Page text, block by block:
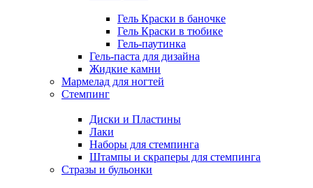
Гель Краски в баночке
Гель Краски в тюбике
Гель-паутинка
Гель-паста для дизайна
Жидкие камни
Мармелад для ногтей
Стемпинг
Диски и Пластины
Лаки
Наборы для стемпинга
Штампы и скраперы для стемпинга
Стразы и бульонки